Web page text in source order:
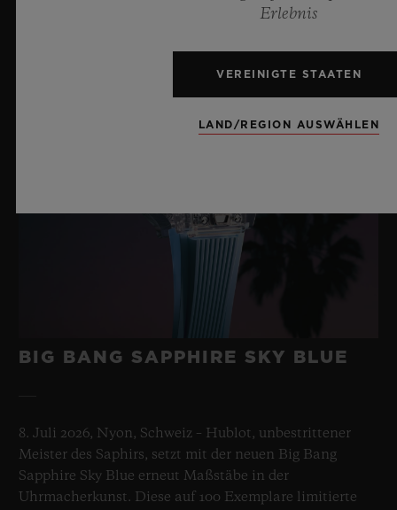
BIG BANG SAPPHIRE SKY BLUE
8. Juli 2026, Nyon, Schweiz – Hublot, unbestrittener
Meister des Saphirs, setzt mit der neuen Big Bang
Sapphire Sky Blue erneut Maßstäbe in der
Uhrmacherkunst. Diese auf 100 Exemplare limitierte
Erlebnis
VEREINIGTE STAATEN
LAND/REGION AUSWÄHLEN